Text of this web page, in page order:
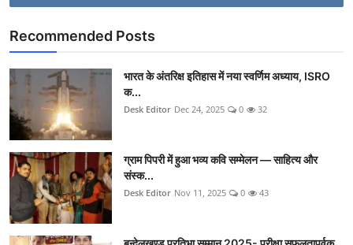
Recommended Posts
भारत के अंतरिक्ष इतिहास में नया स्वर्णिम अध्याय, ISRO
क...
Desk Editor Dec 24, 2025 0 32
ग्राम पिपरी में हुआ भव्य कवि सम्मेलन — साहित्य और
संस्क...
Desk Editor Nov 11, 2025 0 43